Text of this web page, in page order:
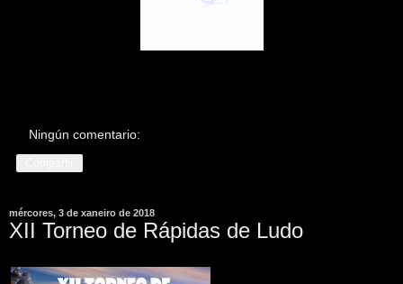
Ningún comentario:
mércores, 3 de xaneiro de 2018
XII Torneo de Rápidas de Ludo